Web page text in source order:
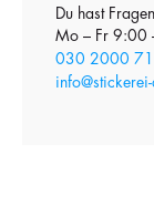
Du hast
Mo – Fr 9:00
030 2000